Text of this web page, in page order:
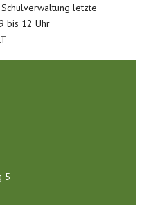
letzte
bis 12 Uhr
5